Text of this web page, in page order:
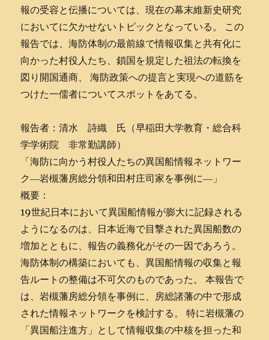
報の受容と伝播については、現在の幕末維新史研究
においてに欠かせないトピックとなっている。 この
報告では、海防体制の最前線で情報収集と共有化に
向かった村役人たち、鎖国を規定した祖法の転換を
図り開国通商、 海防政策への提言と実現への道筋を
つけた一儒者についてスポットをあてる。
報告者：清水 詩織 氏（早稲田大学教育・総合科
学学術院 非常勤講師）
「海防に向かう村役人たちの異国船情報ネットワー
ク―岩槻藩房総分領和田村庄司家を事例に―」
概要：
19世紀日本において異国船情報が膨大に記録される
ようになるのは、日本近海で目撃された異国船数の
増加とともに、報告の義務化がその一因であろう。
海防体制の構築においても、異国船情報の収集と報
告ルートの整備は不可欠のものであった。 本報告で
は、岩槻藩房総分領を事例に、房総諸藩の中で形成
された情報ネットワークを検討する。 特に岩槻藩の
「異国船注進方」として情報収集の中核を担った和